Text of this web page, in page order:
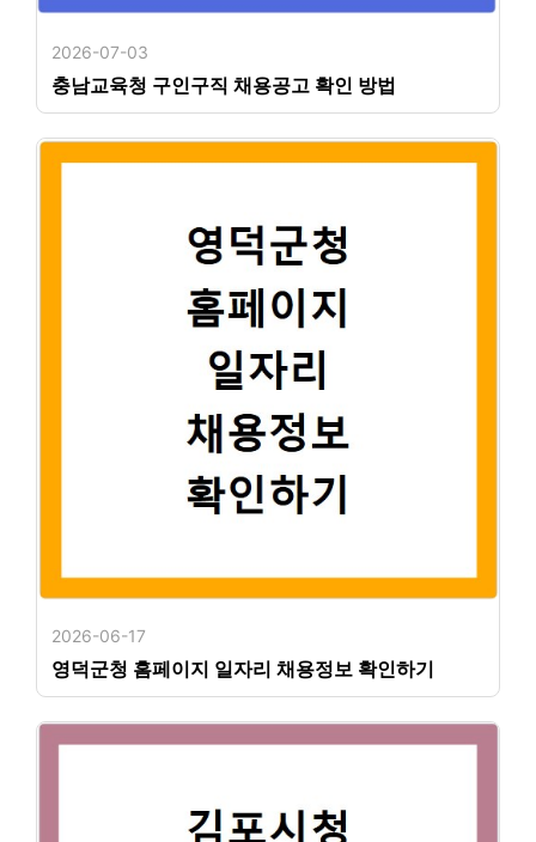
2026-07-03
충남교육청 구인구직 채용공고 확인 방법
2026-06-17
영덕군청 홈페이지 일자리 채용정보 확인하기